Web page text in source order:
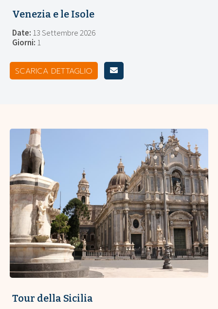
Venezia e le Isole
Date: 13 Settembre 2026
Giorni: 1
SCARICA DETTAGLIO
Tour della Sicilia